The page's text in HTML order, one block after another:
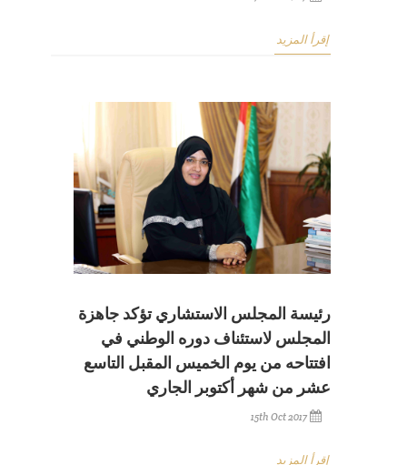
إقرأ المزيد
رئيسة المجلس الاستشاري تؤكد جاهزة
المجلس لاستئناف دوره الوطني في
افتتاحه من يوم الخميس المقبل التاسع
عشر من شهر أكتوبر الجاري
15th Oct 2017
إقرأ المزيد